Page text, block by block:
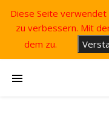
Diese Seite
zu verbessern. Mit
dem zu.